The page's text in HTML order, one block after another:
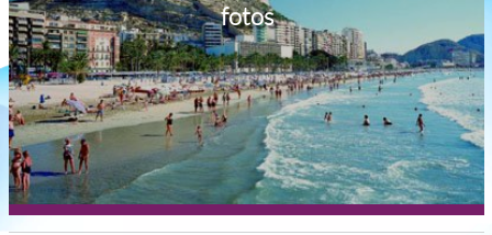
fotos